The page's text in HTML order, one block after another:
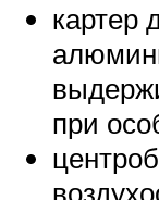
картер
при